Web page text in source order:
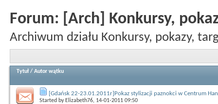
Forum: [Arch] Konkursy,
Archiwum działu Konkursy, pokazy,
Tytuł / Autor wątku
[Gdańsk 22-23.01.2011r]Pokaz stylizacji paznokci w Centrum
Started by Elizabeth76, 14-01-2011 09:50